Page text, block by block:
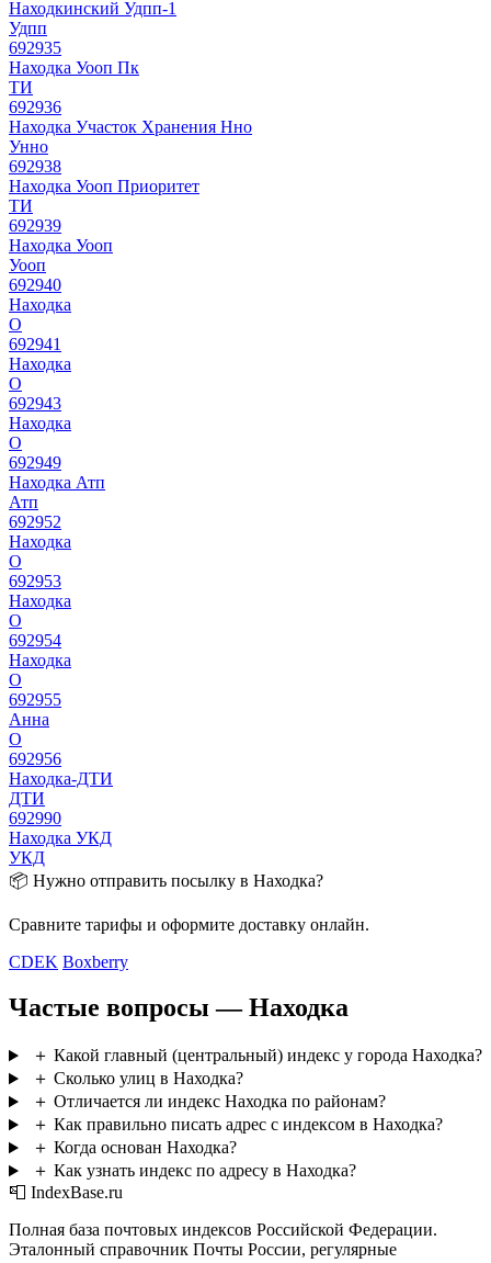
Находкинский Удпп-1
Удпп
692935
Находка Уооп Пк
ТИ
692936
Находка Участок Хранения Нно
Унно
692938
Находка Уооп Приоритет
ТИ
692939
Находка Уооп
Уооп
692940
Находка
О
692941
Находка
О
692943
Находка
О
692949
Находка Атп
Атп
692952
Находка
О
692953
Находка
О
692954
Находка
О
692955
Анна
О
692956
Находка-ДТИ
ДТИ
692990
Находка УКД
УКД
📦 Нужно отправить посылку в Находка?
Сравните тарифы и оформите доставку онлайн.
CDEK Boxberry
Частые вопросы — Находка
＋ Какой главный (центральный) индекс у города Находка?
＋ Сколько улиц в Находка?
＋ Отличается ли индекс Находка по районам?
＋ Как правильно писать адрес с индексом в Находка?
＋ Когда основан Находка?
＋ Как узнать индекс по адресу в Находка?
📮 IndexBase.ru
Полная база почтовых индексов Российской Федерации.
Эталонный справочник Почты России, регулярные